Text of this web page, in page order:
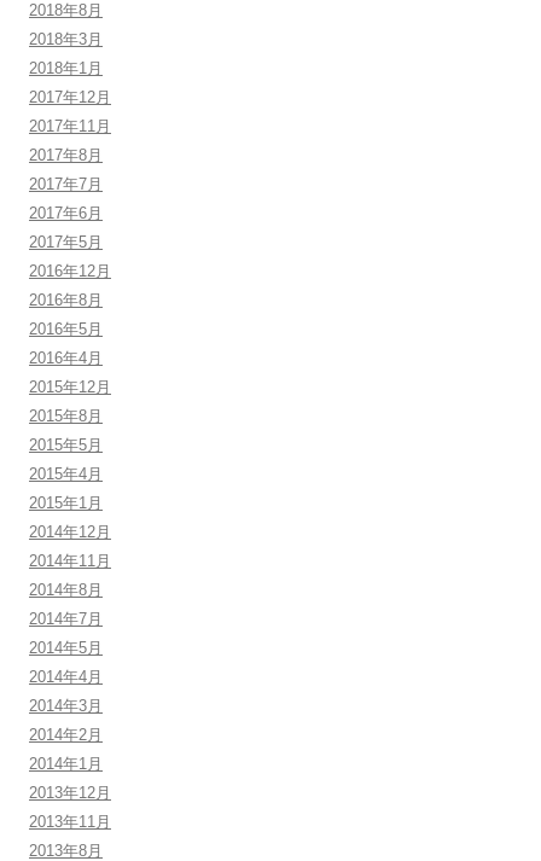
2018年8月
2018年3月
2018年1月
2017年12月
2017年11月
2017年8月
2017年7月
2017年6月
2017年5月
2016年12月
2016年8月
2016年5月
2016年4月
2015年12月
2015年8月
2015年5月
2015年4月
2015年1月
2014年12月
2014年11月
2014年8月
2014年7月
2014年5月
2014年4月
2014年3月
2014年2月
2014年1月
2013年12月
2013年11月
2013年8月